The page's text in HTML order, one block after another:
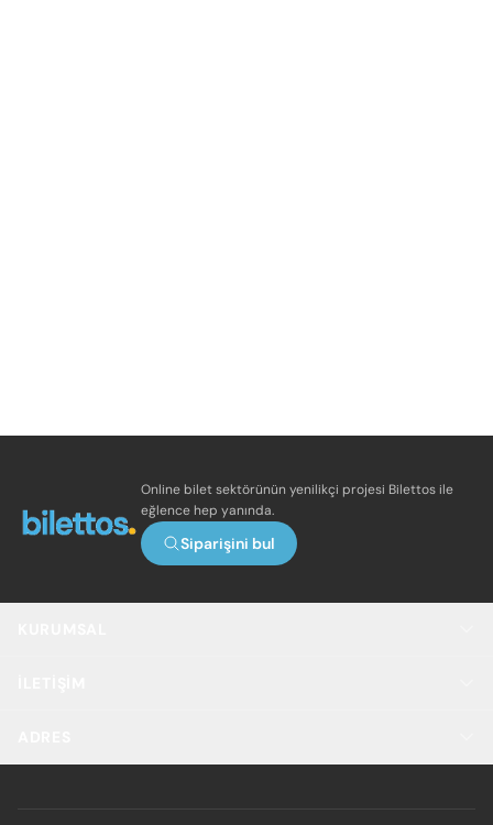
Online bilet sektörünün yenilikçi projesi Bilettos ile
eğlence hep yanında.
Siparişini bul